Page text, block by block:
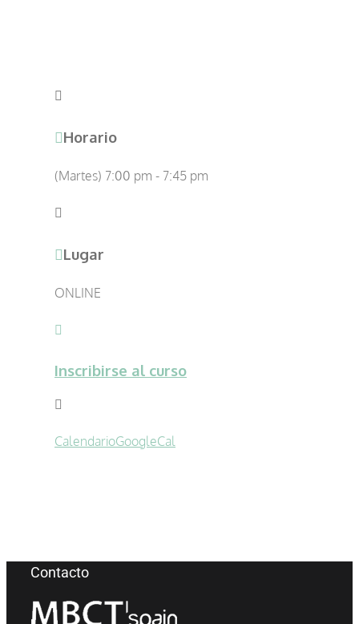
Horario
(Martes) 7:00 pm - 7:45 pm
Lugar
ONLINE
Inscribirse al curso
CalendarioGoogleCal
Contacto